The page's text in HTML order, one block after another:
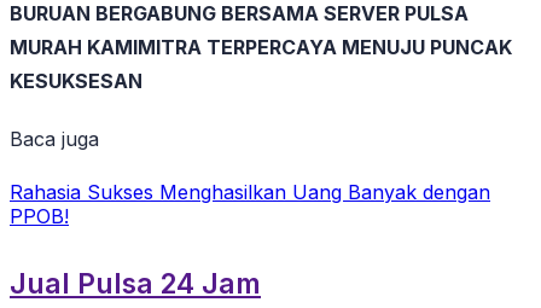
BURUAN BERGABUNG BERSAMA SERVER PULSA
MURAH KAMIMITRA TERPERCAYA MENUJU PUNCAK
KESUKSESAN
Baca juga
Rahasia Sukses Menghasilkan Uang Banyak dengan
PPOB!
Jual Pulsa 24 Jam